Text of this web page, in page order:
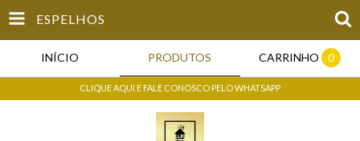
ESPELHOS
INÍCIO PRODUTOS CARRINHO 0
CLIQUE AQUI E FALE CONOSCO PELO WHATSAPP